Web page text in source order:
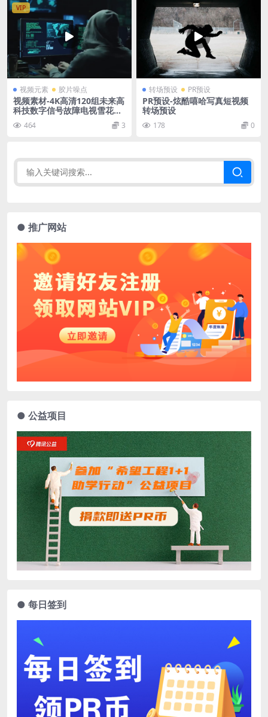
VIP
视频元素 胶片噪点
视频素材-4K高清120组未来高
科技数字信号故障电视雪花视
464 3
转场预设 PR预设
PR预设-炫酷嘻哈写真短视频
转场预设
178 0
● 推广网站
● 公益项目
● 每日签到